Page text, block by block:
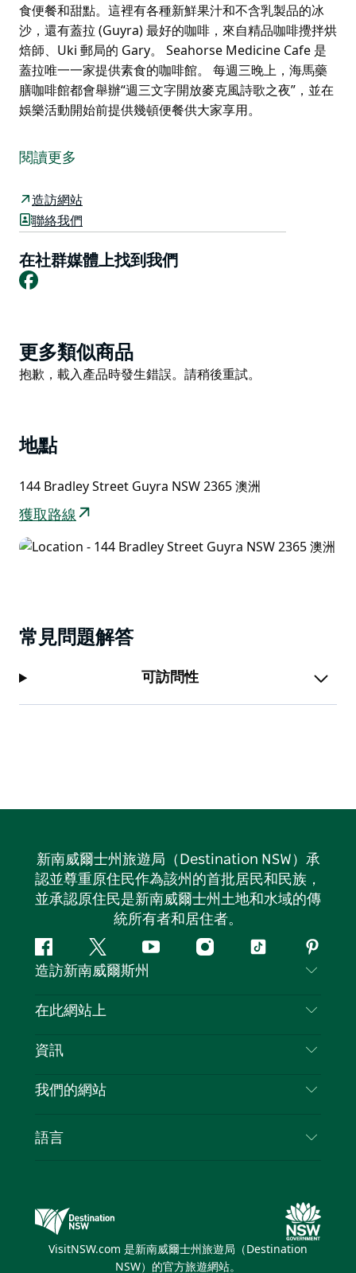
食便餐和甜點。這裡有各種新鮮果汁和不含乳製品的冰
沙，還有蓋拉 (Guyra) 最好的咖啡，來自精品咖啡攪拌烘
焙師、Uki 郵局的 Gary。 Seahorse Medicine Cafe 是
蓋拉唯一一家提供素食的咖啡館。 每週三晚上，海馬藥
膳咖啡館都會舉辦“週三文字開放麥克風詩歌之夜”，並在
娛樂活動開始前提供幾頓便餐供大家享用。
廳。
和甜點。這裡有各種新鮮果汁和不含乳製品的冰沙，還有
蓋拉 (Guyra) 最好的咖啡，來自精品咖啡攪拌烘焙師、
Uki 郵局的 Gary。
Seahorse Medicine Cafe 是蓋拉唯一一家提供素食的咖
啡館。
家享用。
閱讀更多
造訪網站
聯絡我們
在社群媒體上找到我們
Facebook
Product
List
更多類似商品
Product
抱歉，載入產品時發生錯誤。請稍後重試。
地點
144 Bradley Street Guyra NSW 2365 澳洲
獲取路線
常見問題解答
可訪問性
新南威爾士州旅遊局（Destination NSW）承
認並尊重原住民作為該州的首批居民和民族，
並承認原住民是新南威爾士州土地和水域的傳
統所有者和居住者。
Facebook嘰
嘰
喳
Youtube Instagram
抖
造訪新南威爾斯州
聯絡我們
隱私
Cookie 通知
在此網站上
目的地
新南威爾斯州公路旅行
活動
資訊
旅行資訊
新南威爾斯的商業
我們的網站
新南威爾士州旅遊局（Destination NSW）媒體中
語言
VisitNSW.com 是新南威爾士州旅遊局（Destination
NSW）的官方旅遊網站。